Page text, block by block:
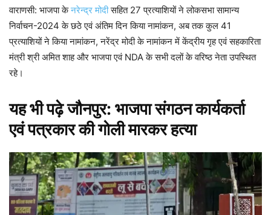
वाराणसी: भाजपा केनरेन्द्र मोदीसहित 27 प्रत्याशियों ने लोकसभा सामान्य
निर्वाचन-2024 के छठे एवं अंतिम दिन किया नामांकन, अब तक कुल 41
प्रत्याशियों ने किया नामांकन, नरेंद्र मोदी के नामांकन में केंद्रीय गृह एवं सहकारिता
मंत्री श्री अमित शाह और भाजपा एवं NDA के सभी दलों के वरिष्ठ नेता उपस्थित
रहे।
यह भी पढ़ेजौनपुर: भाजपा संगठन कार्यकर्ता
एवं पत्रकार की गोली मारकर हत्या